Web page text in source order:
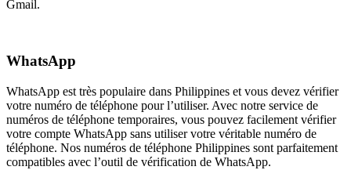
Gmail.
WhatsApp
WhatsApp est très populaire dans Philippines et vous devez vérifier
votre numéro de téléphone pour l’utiliser. Avec notre service de
numéros de téléphone temporaires, vous pouvez facilement vérifier
votre compte WhatsApp sans utiliser votre véritable numéro de
téléphone. Nos numéros de téléphone Philippines sont parfaitement
compatibles avec l’outil de vérification de WhatsApp.